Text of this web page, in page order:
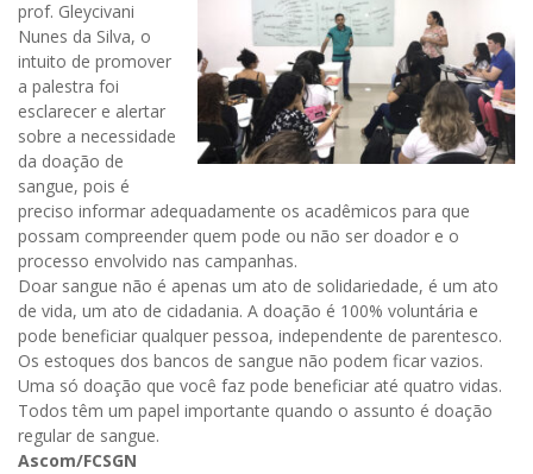
prof. Gleycivani
Nunes da Silva, o
intuito de promover
a palestra foi
esclarecer e alertar
sobre a necessidade
da doação de
sangue, pois é
preciso informar adequadamente os acadêmicos para que
possam compreender quem pode ou não ser doador e o
processo envolvido nas campanhas.
Doar sangue não é apenas um ato de solidariedade, é um ato
de vida, um ato de cidadania. A doação é 100% voluntária e
pode beneficiar qualquer pessoa, independente de parentesco.
Os estoques dos bancos de sangue não podem ficar vazios.
Uma só doação que você faz pode beneficiar até quatro vidas.
Todos têm um papel importante quando o assunto é doação
regular de sangue.
Ascom/FCSGN